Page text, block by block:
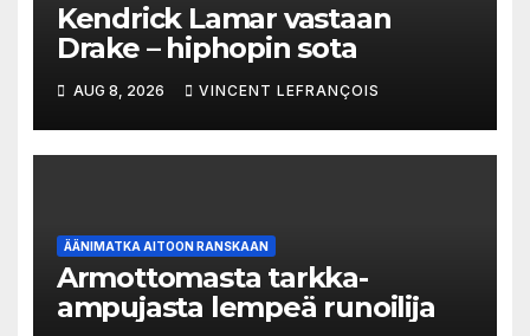
Kendrick Lamar vastaan
Drake – hiphopin sota
AUG 8, 2026 VINCENT LEFRANÇOIS
ÄÄNIMATKA AITOON RANSKAAN
Armottomasta tarkka-
ampujasta lempeä runoilija